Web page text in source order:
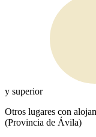
y superior
Otros lugares con
(Provincia de Ávila)